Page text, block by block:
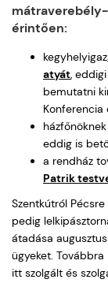
érintően:
atyát,
bemutatni
Konferencia
eddig is
a rendház
Patrik
Szentkútról
pedig
átadása
ügyeket.
itt szolgált és